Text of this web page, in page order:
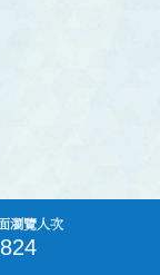
瀏覽人次